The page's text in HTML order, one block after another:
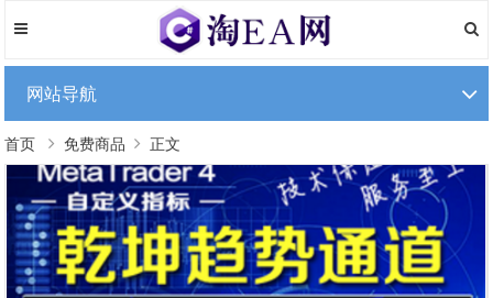
网站导航
首页 免费商品 正文